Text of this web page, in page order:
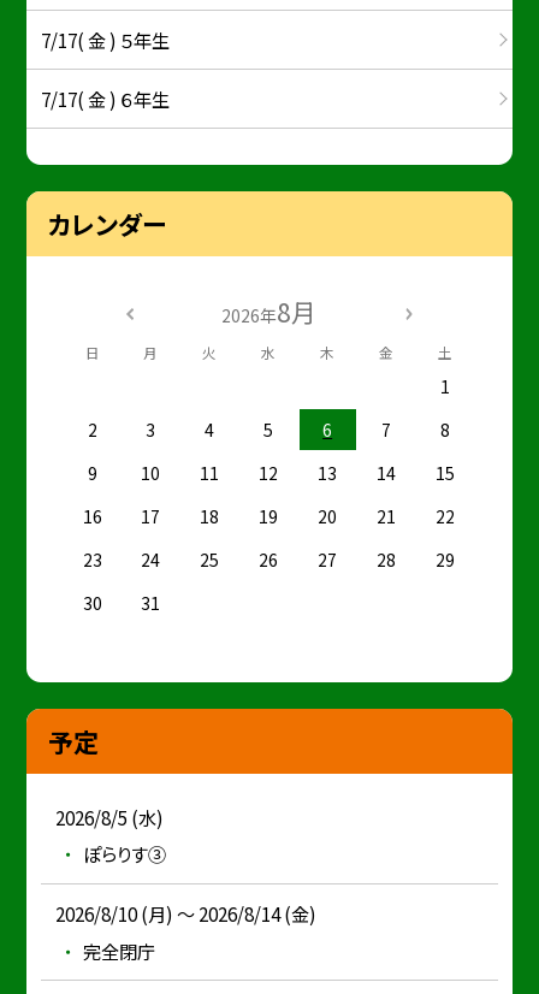
7/17( 金 ) ５年生
7/17( 金 ) ６年生
カレンダー
2026年8月
日 月 火 水 木 金 土
1
2
3 4 5 6 7
8
9
10 11 12 13 14
15
16
17 18 19 20 21
22
23
24 25 26 27 28
29
30
31
予定
2026/8/5 (水)
ぽらりす③
2026/8/10 (月) ～ 2026/8/14 (金)
完全閉庁